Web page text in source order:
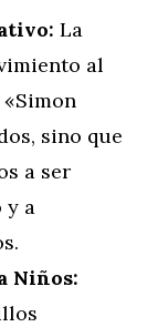
La
al
sino que
a ser
y a
Niños: